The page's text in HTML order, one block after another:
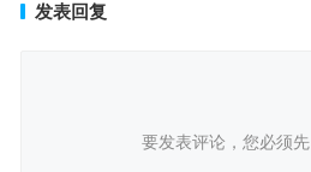
发表回复
要发表评论，您必须先